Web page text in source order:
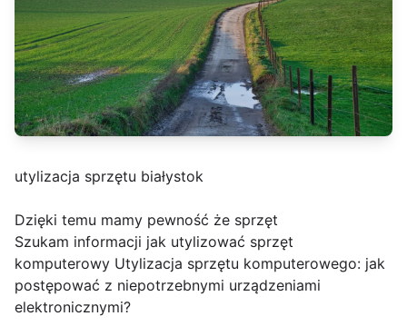
utylizacja sprzętu białystok
Dzięki temu mamy pewność że sprzęt
Szukam informacji jak utylizować sprzęt
komputerowy Utylizacja sprzętu komputerowego: jak
postępować z niepotrzebnymi urządzeniami
elektronicznymi?